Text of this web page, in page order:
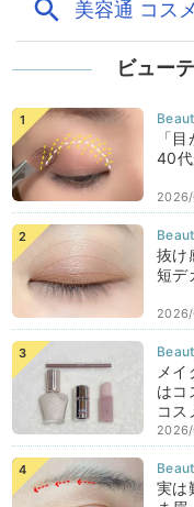
ビュー
「
40代
2026/
抜け
短デ
2026/
メ
はコ
コス
実は